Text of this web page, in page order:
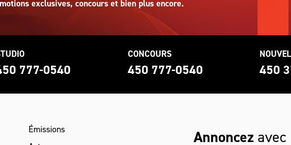
exclusives, concours et bien plus encore.
777-0540
CONCOURS
450 777-0540 450
Émissions
Annoncez avec